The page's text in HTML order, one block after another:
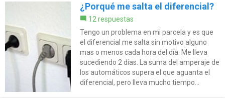
¿Porqué me salta el diferencial?
12 respuestas
Tengo un problema en mi parcela y es que
el diferencial me salta sin motivo alguno
mas o menos cada hora del día. Me lleva
sucediendo 2 días. La suma del amperaje de
los automáticos supera el que aguanta el
diferencial, pero lleva mucho tiempo...